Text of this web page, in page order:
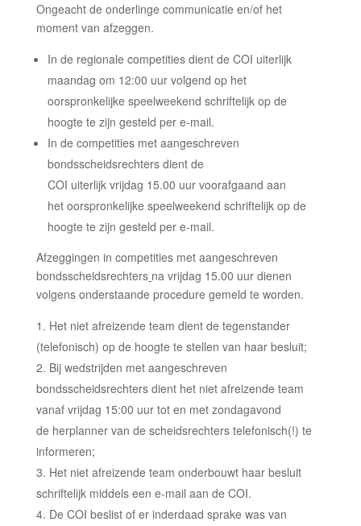
Ongeacht de onderlinge communicatie en/of het
moment van afzeggen.
In de regionale competities dient de COI uiterlijk
maandag om 12:00 uur volgend op het
oorspronkelijke speelweekend schriftelijk op de
hoogte te zijn gesteld per e-mail.
In de competities met aangeschreven
bondsscheidsrechters dient de
COI uiterlijk vrijdag 15.00 uur voorafgaand aan
het oorspronkelijke speelweekend schriftelijk op de
hoogte te zijn gesteld per e-mail.
Afzeggingen in competities met aangeschreven
bondsscheidsrechters na vrijdag 15.00 uurdienen
volgens onderstaande procedure gemeld te worden.
Het niet afreizende team dient de tegenstander
(telefonisch) op de hoogte te stellen van haar besluit;
Bij wedstrijden met aangeschreven
bondsscheidsrechters dient het niet afreizende team
vanaf vrijdag 15:00 uur tot en met zondagavond
de herplanner van de scheidsrechters telefonisch(!) te
informeren;
Het niet afreizende team onderbouwt haar besluit
schriftelijk middels een e-mail aan de COI.
De COI beslist of er inderdaad sprake was van